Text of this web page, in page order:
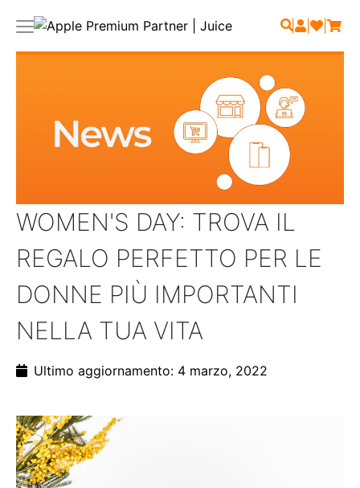
| | |
WOMEN'S DAY: TROVA IL
REGALO PERFETTO PER LE
DONNE PIÙ IMPORTANTI
NELLA TUA VITA
Ultimo aggiornamento: 4 marzo, 2022